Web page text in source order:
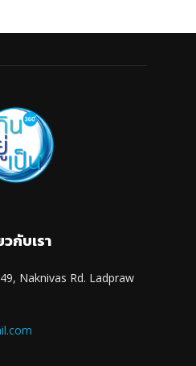
วกับเรา
Naknivas Rd. Ladpraw